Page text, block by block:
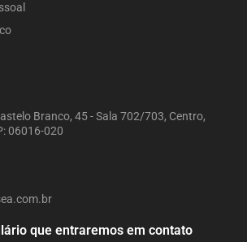
Branco, 45 - Sala 702/703, Centro,
06016-020
que entraremos em contato